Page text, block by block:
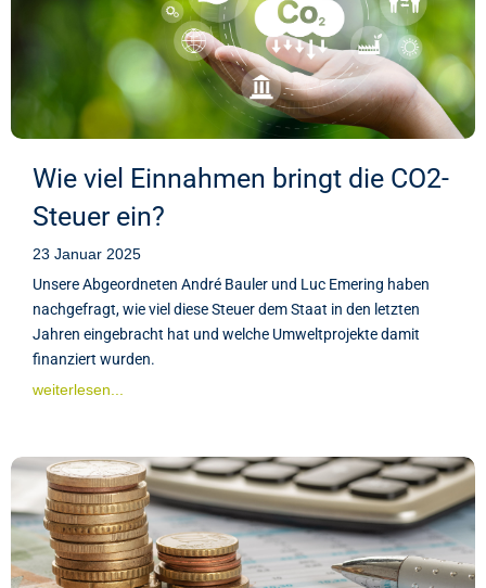
Wie viel Einnahmen bringt die CO2-
Steuer ein?
23 Januar 2025
Unsere Abgeordneten André Bauler und Luc Emering haben
nachgefragt, wie viel diese Steuer dem Staat in den letzten
Jahren eingebracht hat und welche Umweltprojekte damit
finanziert wurden.
weiterlesen...